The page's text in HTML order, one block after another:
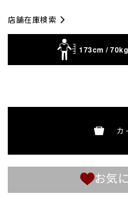
店舗在庫検索
173cm / 70kg
カ
お気